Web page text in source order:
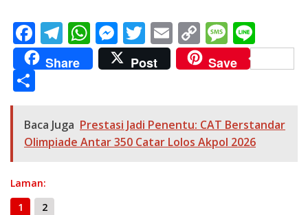
F
ac
e
o
o
T
el
e
a
m
W
h
at
A
p
M
e
ss
n
g
T
w
itt
E
m
ai
C
o
p
Li
n
M
e
ss
g
e
n
e
Share Post Save
ar
e
Baca Juga Prestasi Jadi Penentu: CAT Berstandar
Olimpiade Antar 350 Catar Lolos Akpol 2026
Laman:
1
2